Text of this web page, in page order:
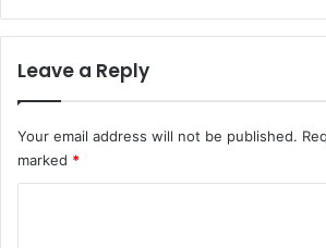
I
N
A
A
U
A
Leave a Reply
Your email address will not be published.
marked *